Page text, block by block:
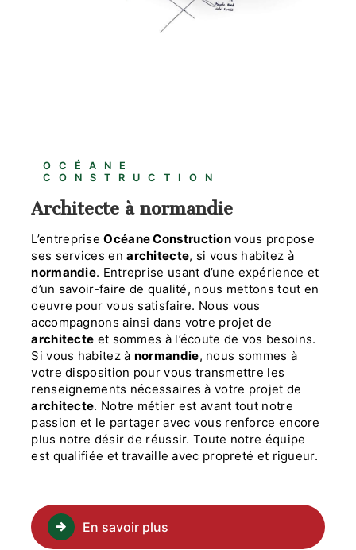
OCÉANE
CONSTRUCTION
architecte à normandie
L’entrepriseOcéane Construction vous propose
ses services enarchitecte, si vous habitez à
normandie. Entreprise usant d’une expérience et
d’un savoir-faire de qualité, nous mettons tout en
oeuvre pour vous satisfaire. Nous vous
accompagnons ainsi dans votre projet de
architecte et sommes à l’écoute de vos besoins.
Si vous habitez à normandie, nous sommes à
votre disposition pour vous transmettre les
renseignements nécessaires à votre projet de
architecte. Notre métier est avant tout notre
passion et le partager avec vous renforce encore
plus notre désir de réussir. Toute notre équipe
est qualifiée et travaille avec propreté et rigueur.
En savoir plus